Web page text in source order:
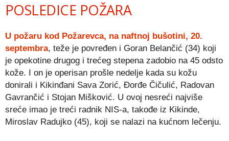
POSLEDICE POŽARA
U požaru kod Požarevca, na naftnoj bušotini, 20.
septembra, teže je povređen i Goran Belančić (34) koji
je opekotine drugog i trećeg stepena zadobio na 45 odsto
kože. I on je operisan prošle nedelje kada su kožu
donirali i Kikinđani Sava Zorić, Đorđe Čičulić, Radovan
Gavrančić i Stojan Mišković. U ovoj nesreći najviše
sreće imao je treći radnik NIS-a, takođe iz Kikinde,
Miroslav Radujko (45), koji se nalazi na kućnom lečenju.